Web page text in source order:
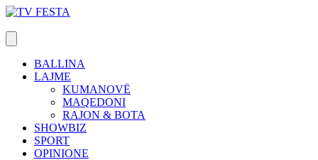
Skip
content
BALLINA
LAJME
KUMANOVË
MAQEDONI
RAJON & BOTA
SHOWBIZ
SPORT
OPINIONE